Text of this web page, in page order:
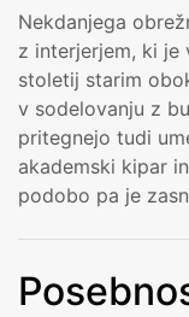
Nekdanjega
z interjerjem, ki je
stoletij starim
v sodelovanju z
pritegnejo tudi
akademski kipar
podobo pa je